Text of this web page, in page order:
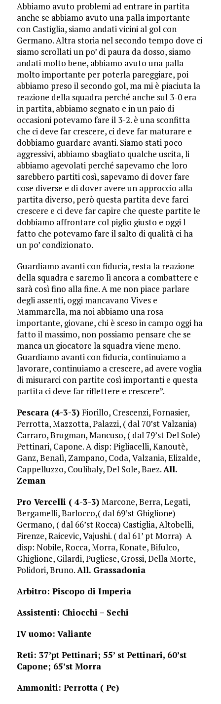
Abbiamo avuto problemi ad entrare in partita
anche se abbiamo avuto una palla importante
con Castiglia, siamo andati vicini al gol con
Germano. Altra storia nel secondo tempo dove ci
siamo scrollati un po’ di paura da dosso, siamo
andati molto bene, abbiamo avuto una palla
molto importante per poterla pareggiare, poi
abbiamo preso il secondo gol, ma mi è piaciuta la
reazione della squadra perché anche sul 3-0 era
in partita, abbiamo segnato e in un paio di
occasioni potevamo fare il 3-2. è una sconfitta
che ci deve far crescere, ci deve far maturare e
dobbiamo guardare avanti. Siamo stati poco
aggressivi, abbiamo sbagliato qualche uscita, li
abbiamo agevolati perché sapevamo che loro
sarebbero partiti così, sapevamo di dover fare
cose diverse e di dover avere un approccio alla
partita diverso, però questa partita deve farci
crescere e ci deve far capire che queste partite le
dobbiamo affrontare col piglio giusto e oggi l
fatto che potevamo fare il salto di qualità ci ha
un po’ condizionato.
Guardiamo avanti con fiducia, resta la reazione
della squadra e saremo lì ancora a combattere e
sarà così fino alla fine. A me non piace parlare
degli assenti, oggi mancavano Vives e
Mammarella, ma noi abbiamo una rosa
importante, giovane, chi è sceso in campo oggi ha
fatto il massimo, non possiamo pensare che se
manca un giocatore la squadra viene meno.
Guardiamo avanti con fiducia, continuiamo a
lavorare, continuiamo a crescere, ad avere voglia
di misurarci con partite così importanti e questa
partita ci deve far riflettere e crescere”.
Pescara (4-3-3) Fiorillo, Crescenzi, Fornasier,
Perrotta, Mazzotta, Palazzi, ( dal 70’st Valzania)
Carraro, Brugman, Mancuso, ( dal 79’st Del Sole)
Pettinari, Capone. A disp: Pigliacelli, Kanoutè,
Ganz, Benalì, Zampano, Coda, Valzania, Elizalde,
Cappelluzzo, Coulibaly, Del Sole, Baez.All.
Zeman
Pro Vercelli ( 4-3-3) Marcone, Berra, Legati,
Bergamelli, Barlocco,( dal 69’st Ghiglione)
Germano, ( dal 66’st Rocca) Castiglia, Altobelli,
Firenze, Raicevic, Vajushi. ( dal 61’ pt Morra) A
disp: Nobile, Rocca, Morra, Konate, Bifulco,
Ghiglione, Gilardi, Pugliese, Grossi, Della Morte,
Polidori, Bruno.All. Grassadonia
Arbitro: Piscopo di Imperia
Assistenti: Chiocchi – Sechi
IV uomo: Valiante
Reti: 37’pt Pettinari; 55’ st Pettinari, 60’st
Capone; 65’st Morra
Ammoniti: Perrotta ( Pe)